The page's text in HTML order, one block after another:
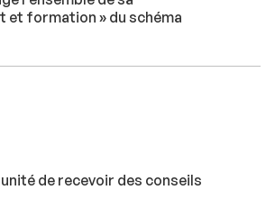
et formation » du schéma
de recevoir des conseils